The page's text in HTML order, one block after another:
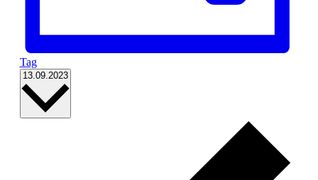
Tag
13.09.2023 Datum